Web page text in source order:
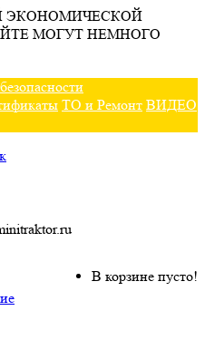
ЭКОНОМИЧЕСКОЙ
МОГУТ НЕМНОГО
ТО и Ремонт ВИДЕО
В корзине пусто!